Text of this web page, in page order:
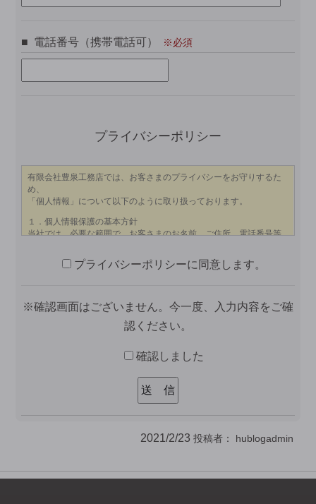
電話番号（携帯電話可）
プライバシーポリシー
プライバシーポリシーに同意します。
※確認画面はございません。今一度、入力内容をご確
認ください。
確認しました
2021/2/23 投稿者： hublogadmin